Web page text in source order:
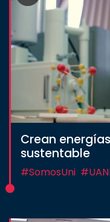
Crean
sustentable
#SomosUni